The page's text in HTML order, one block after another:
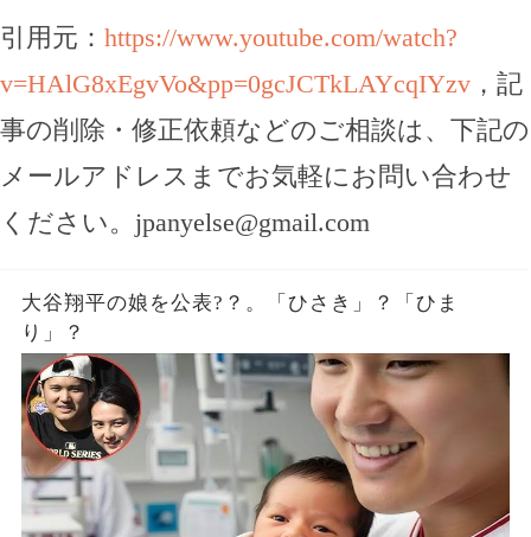
引用元： https://www.youtube.com/watch?
v=HAlG8xEgvVo&pp=0gcJCTkLAYcqIYzv ，記
事の削除・修正依頼などのご相談は、下記の
メールアドレスまでお気軽にお問い合わせ
ください。 jpanyelse@gmail.com
大谷翔平の娘を公表?？。「ひさき」？「ひま
り」？